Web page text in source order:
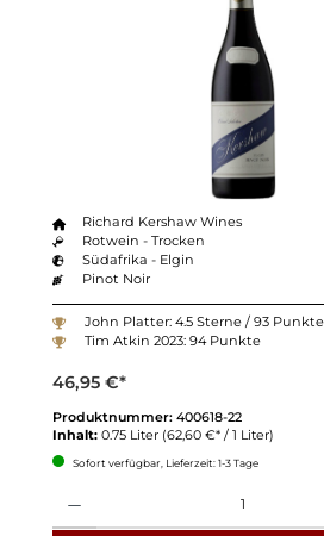
Richard Kershaw Wines
Rotwein - Trocken
Südafrika - Elgin
Pinot Noir
John Platter: 4.5 Sterne / 93 Punkte
Tim Atkin 2023: 94 Punkte
46,95 €*
Produktnummer: 400618-22
Inhalt: 0.75 Liter (62,60 €* / 1 Liter)
Sofort verfügbar, Lieferzeit: 1-3 Tage